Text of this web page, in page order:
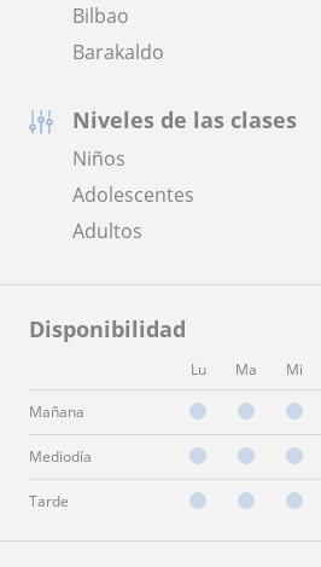
Bilbao
Barakaldo
Niveles de las clases
Niños
Adolescentes
Adultos
Disponibilidad
Lu Ma Mi
Mañana
Mediodía
Tarde